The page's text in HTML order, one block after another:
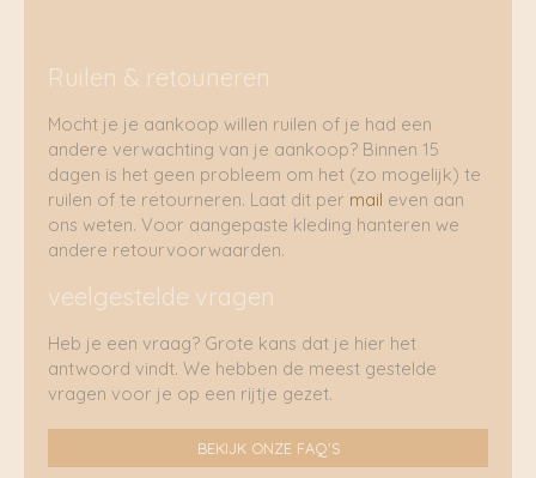
Ruilen & retouneren
Mocht je je aankoop willen ruilen of je had een
andere verwachting van je aankoop? Binnen 15
dagen is het geen probleem om het (zo mogelijk) te
ruilen of te retourneren. Laat dit per mail even aan
ons weten. Voor aangepaste kleding hanteren we
andere retourvoorwaarden.
veelgestelde vragen
Heb je een vraag? Grote kans dat je hier het
antwoord vindt. We hebben de meest gestelde
vragen voor je op een rijtje gezet.
BEKIJK ONZE FAQ'S